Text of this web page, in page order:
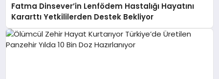
Fatma Dinsever’in Lenfödem Hastalığı Hayatını
Kararttı Yetkililerden Destek Bekliyor